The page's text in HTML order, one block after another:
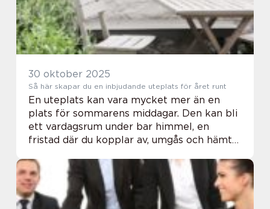
30 oktober 2025
Så här skapar du en inbjudande uteplats för året runt
En uteplats kan vara mycket mer än en
plats för sommarens middagar. Den kan bli
ett vardagsrum under bar himmel, en
fristad där du kopplar av, umgås och hämtar
och b...